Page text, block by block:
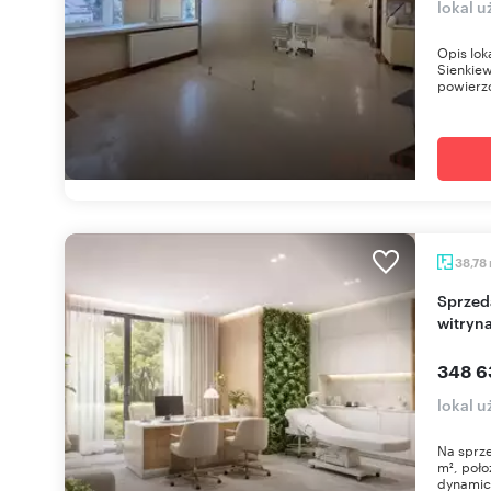
lokal
Opis
38,78
Sprzedam funkcjonalny lokal 38,78 m² z dużymi
348
lokal
Na
m²,